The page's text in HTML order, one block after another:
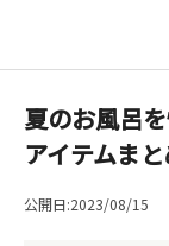
夏のお風呂
アイテムま
公開日:2023/08/15